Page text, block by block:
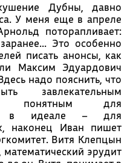
Дубны, давно
У меня еще в апреле
поторапливает:
Это особенно
писать анонсы, как
Максим Эдуардович
надо пояснить, что
завлекательным
понятным для
а в идеале – для
наконец Иван пишет
Витя Клепцын
эрудит